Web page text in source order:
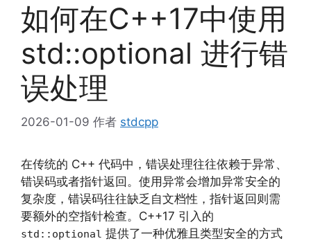
如何在C++17中使用
std::optional 进行错
误处理
2026-01-09 作者 stdcpp
在传统的 C++ 代码中，错误处理往往依赖于异常、
错误码或者指针返回。使用异常会增加异常安全的
复杂度，错误码往往缺乏自文档性，指针返回则需
要额外的空指针检查。C++17 引入的
std::optional 提供了一种优雅且类型安全的方式